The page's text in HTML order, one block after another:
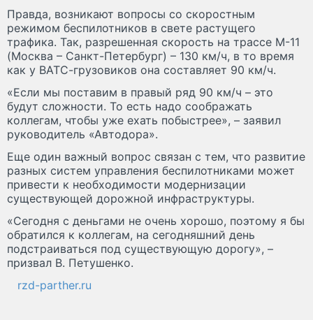
Правда, возникают вопросы со скоростным
режимом беспилотников в свете растущего
трафика. Так, разрешенная скорость на трассе М-11
(Москва – Санкт-Петербург) – 130 км/ч, в то время
как у ВАТС-грузовиков она составляет 90 км/ч.
«Если мы поставим в правый ряд 90 км/ч – это
будут сложности. То есть надо соображать
коллегам, чтобы уже ехать побыстрее», – заявил
руководитель «Автодора».
Еще один важный вопрос связан с тем, что развитие
разных систем управления беспилотниками может
привести к необходимости модернизации
существующей дорожной инфраструктуры.
«Сегодня с деньгами не очень хорошо, поэтому я бы
обратился к коллегам, на сегодняшний день
подстраиваться под существующую дорогу», –
призвал В. Петушенко.
rzd-parther.ru